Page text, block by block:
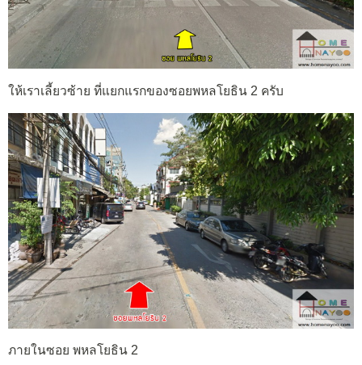
ให้เราเลี้ยวซ้าย ที่แยกแรกของซอยพหลโยธิน 2 ครับ
ภายในซอย พหลโยธิน 2